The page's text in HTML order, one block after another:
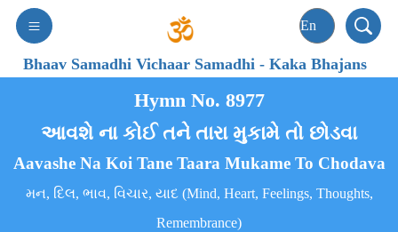
Bhaav Samadhi Vichaar Samadhi-Kaka Bhajans
Hymn No. 8977
આવશે ના કોઈ તને તારા મુકામે તો છોડવા
Aavashe Na Koi Tane Taara Mukame To Chodava
મન, દિલ, ભાવ, વિચાર, યાદ (Mind, Heart, Feelings, Thoughts,
Remembrance)